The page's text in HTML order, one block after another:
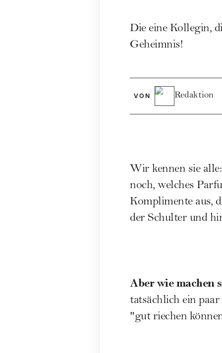
Die eine Kollegin,
Geheimnis!
VON Redaktion
Wir kennen sie
noch, welches
Komplimente aus,
der Schulter und
Aber wie machen
tatsächlich ein
"gut riechen